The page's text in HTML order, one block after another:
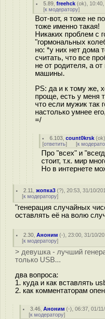
5.89 ,freehck (ok), 10:40,
[к модератору]
Вот-вот, я тоже не
тоже именно такая!
Никаких проблем с
"гормональных
но: *у них нет дома
считать, что все
не от родителя, а
машины.
PS: да и к тому же,
проще, есть у меня
что если мужик так
настолько умнее
=/
6.103 ,count0krsk (ok
[ответить] [к
Про "всех" и
стоит, т.к. мир
Но в интернете
2.11 ,жопка3 (?), 20:53, 31/10/
[к модератору]
"генерация случайных
оставлять её на волю
2.30 ,Аноним (-), 23:00, 31/10/
[к модератору]
> девушка - лучший
только USB...
два вопроса:
1. куда и как вставлять
2. как комментаторам
3.46 ,Аноним (-), 06:37, 01/
[к модератору]